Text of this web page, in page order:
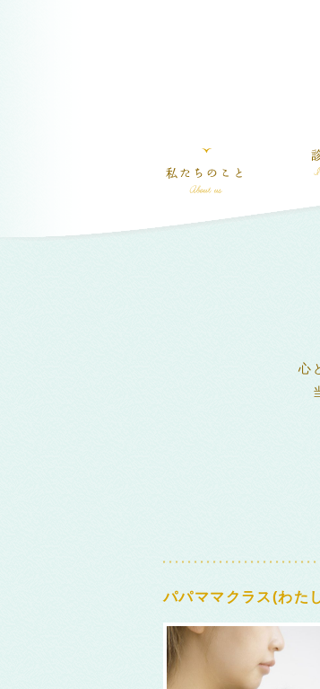
心
パパママクラス(わた